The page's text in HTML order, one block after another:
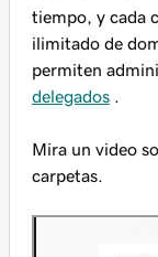
tiempo, y cada
ilimitado de
permiten
delegados
Mira un video
carpetas.